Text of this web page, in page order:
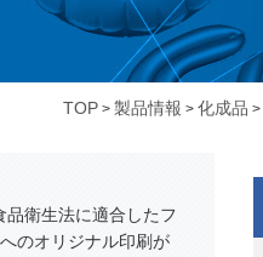
TOP > 製品情報 > 化成品 >
品衛生法に適合したフ
のオリジナル印刷が